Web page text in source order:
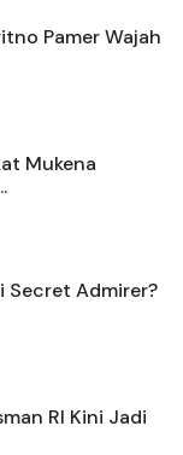
Pamer Wajah
Mukena
Secret Admirer?
RI Kini Jadi